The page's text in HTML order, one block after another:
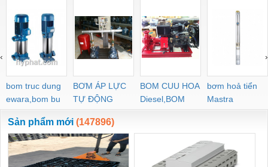
bom truc dung
ewara,bom bu
ewara
BƠM ÁP LỰC
TỰ ĐỘNG
BOM CUU HOA
Diesel,BOM
CHUA CHAY
bơm hoả tiển
Mastra
‹ ›
Sản phẩm mới (147896)